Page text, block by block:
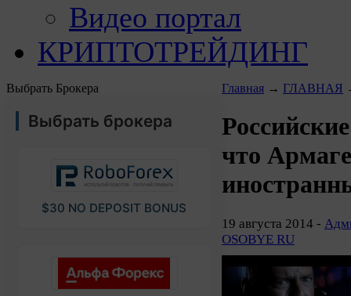
Видео портал
КРИПТОТРЕЙДИНГ
Выбрать Брокера
Выбрать брокера
$30 NO DEPOSIT BONUS
Главная → ГЛАВНАЯ
что
19 августа 2014 -
OSOBYE RU